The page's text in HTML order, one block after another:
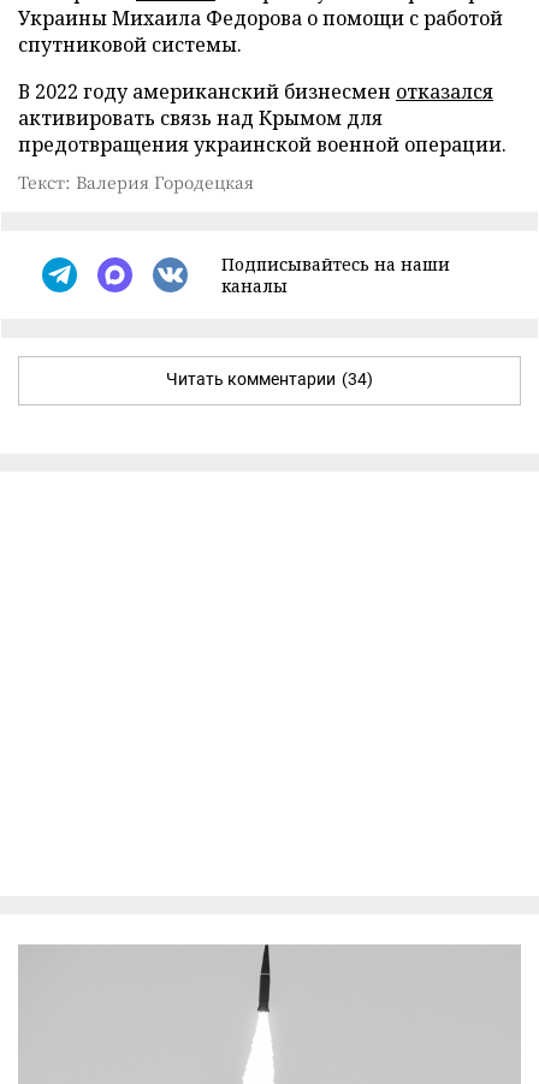
Украины Михаила Федорова о помощи с работой
спутниковой системы.
В 2022 году американский бизнесмен отказался
активировать связь над Крымом для
предотвращения украинской военной операции.
Текст: Валерия Городецкая
Подписывайтесь на наши
каналы
Читать комментарии (34)